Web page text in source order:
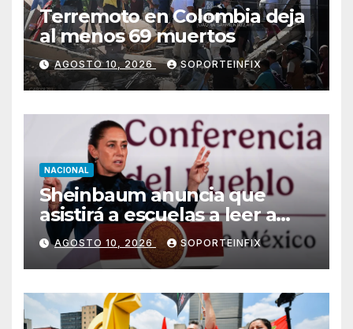
Terremoto en Colombia deja
al menos 69 muertos
AGOSTO 10, 2026 SOPORTEINFIX
NACIONAL
Sheinbaum anuncia que
asistirá a escuelas a leer a
alumnos los lunes
AGOSTO 10, 2026 SOPORTEINFIX